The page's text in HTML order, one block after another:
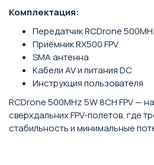
Комплектация:
Передатчик RCDrone
Приёмник RX500 FPV
SMA антенна
Кабели AV и питания DC
Инструкция пользователя
RCDrone 500MHz 5W 8CH FPV —
сверхдальних FPV-полетов, где
стабильность и минимальные